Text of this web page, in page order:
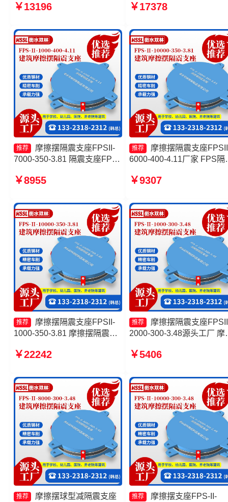
摩擦摆隔震支座FPSII-10000-
￥13196
擦摆隔震支座价格 摩擦摆
￥17378
推荐
摩擦摆隔震支座FPSII-
7000-350-3.81 隔震支座FPS-
擦摆隔震支座 摩擦摆隔震支座
￥8955
推荐
摩擦摆隔震支座
6000-400-4.11厂家 FPS隔
产厂家 建筑摩擦摆减隔震
￥9307
推荐
摩擦摆隔震支座FPSII-
1000-350-3.81 摩擦摆隔震支
摩擦摆隔震支座源头工厂 摩擦
4.11源头工厂
￥22242
推荐
摩擦摆隔震支座
2000-300-3.48源头工厂 摩
3.48源头工厂 摩擦摆球型
座FPSII-5000-400-4.11
￥5406
推荐
摩擦摆球型减隔震支座
推荐
摩擦摆支座FPS-II-